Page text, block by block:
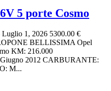
5 porte Cosmo
Luglio 1, 2026 5300.00 €
BELLISSIMA Opel
KM: 216.000
2012 CARBURANTE:
M...